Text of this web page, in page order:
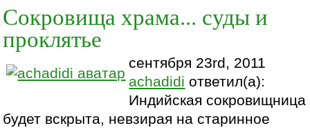
Сокровища храма... суды и
проклятье
сентября 23rd, 2011
achadidi ответил(а):
Индийская сокровищница
будет вскрыта, невзирая на старинное